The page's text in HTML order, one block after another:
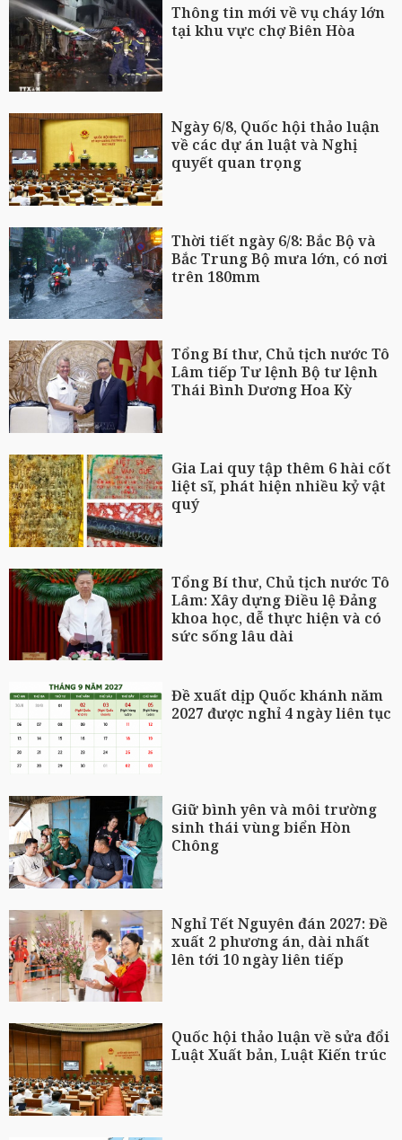
Thông tin mới về vụ cháy lớn
tại khu vực chợ Biên Hòa
Ngày 6/8, Quốc hội thảo luận
về các dự án luật và Nghị
quyết quan trọng
Thời tiết ngày 6/8: Bắc Bộ và
Bắc Trung Bộ mưa lớn, có nơi
trên 180mm
Tổng Bí thư, Chủ tịch nước Tô
Lâm tiếp Tư lệnh Bộ tư lệnh
Thái Bình Dương Hoa Kỳ
Gia Lai quy tập thêm 6 hài cốt
liệt sĩ, phát hiện nhiều kỷ vật
quý
Tổng Bí thư, Chủ tịch nước Tô
Lâm: Xây dựng Điều lệ Đảng
khoa học, dễ thực hiện và có
sức sống lâu dài
Đề xuất dịp Quốc khánh năm
2027 được nghỉ 4 ngày liên tục
Giữ bình yên và môi trường
sinh thái vùng biển Hòn
Chông
Nghỉ Tết Nguyên đán 2027: Đề
xuất 2 phương án, dài nhất
lên tới 10 ngày liên tiếp
Quốc hội thảo luận về sửa đổi
Luật Xuất bản, Luật Kiến trúc